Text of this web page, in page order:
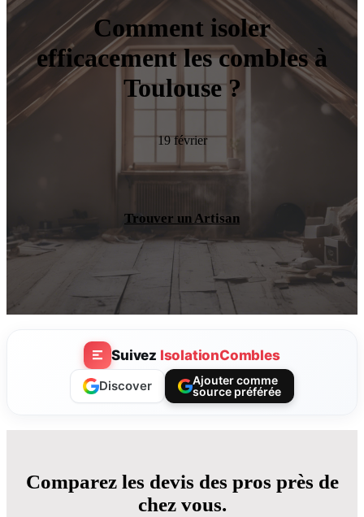
Comment isoler
efficacement les combles à
Toulouse ?
19 février
Trouver un Artisan
Suivez IsolationCombles
Discover
Ajouter comme
source préférée
Comparez les devis des pros près de
chez vous.